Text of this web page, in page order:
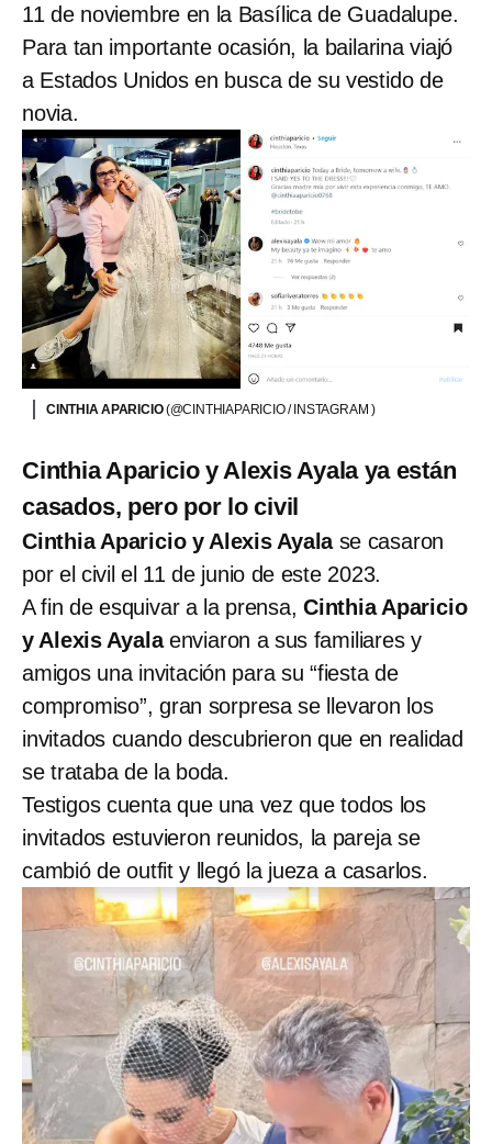
11 de noviembre en la Basílica de Guadalupe.
Para tan importante ocasión, la bailarina viajó
a Estados Unidos en busca de su vestido de
novia.
CINTHIA APARICIO(@CINTHIAPARICIO / INSTAGRAM )
Cinthia Aparicio y Alexis Ayala ya están
casados, pero por lo civil
Cinthia Aparicio y Alexis Ayala se casaron
por el civil el 11 de junio de este 2023.
A fin de esquivar a la prensa, Cinthia Aparicio
y Alexis Ayalaenviaron a sus familiares y
amigos una invitación para su “fiesta de
compromiso”, gran sorpresa se llevaron los
invitados cuando descubrieron que en realidad
se trataba de la boda.
Testigos cuenta que una vez que todos los
invitados estuvieron reunidos, la pareja se
cambió de outfit y llegó la jueza a casarlos.